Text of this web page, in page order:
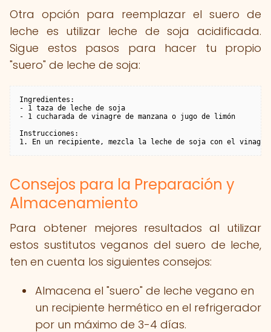
Otra opción para reemplazar el suero de
leche es utilizar leche de soja acidificada.
Sigue estos pasos para hacer tu propio
"suero" de leche de soja:
Ingredientes:
- 1 taza de leche de soja
- 1 cucharada de vinagre de manzana o jugo de limón
Instrucciones:
1. En un recipiente, mezcla la leche de soja con el vinagre
Consejos para la Preparación y
Almacenamiento
Para obtener mejores resultados al utilizar
estos sustitutos veganos del suero de leche,
ten en cuenta los siguientes consejos:
Almacena el "suero" de leche vegano en
un recipiente hermético en el refrigerador
por un máximo de 3-4 días.